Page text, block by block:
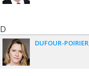
D
DUFOUR-POIRIER